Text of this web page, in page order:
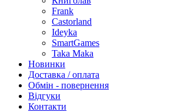
Frank
Castorland
Ideyka
SmartGames
Taka Maka
Новинки
Доставка / оплата
Обмін - повернення
Відгуки
Контакти